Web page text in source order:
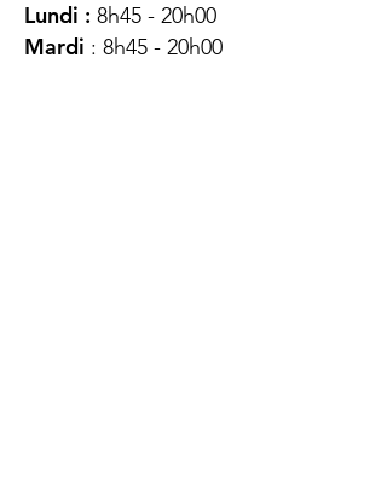
Lundi : 8h45 - 20h00
Mardi : 8h45 - 20h00